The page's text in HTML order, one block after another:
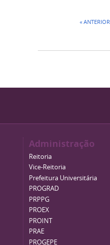
« ANTERIOR
Administração
Reitoria
Vice-Reitoria
Prefeitura Universitária
PROGRAD
PRPPG
PROEX
PROINT
PRAE
PROGEPE